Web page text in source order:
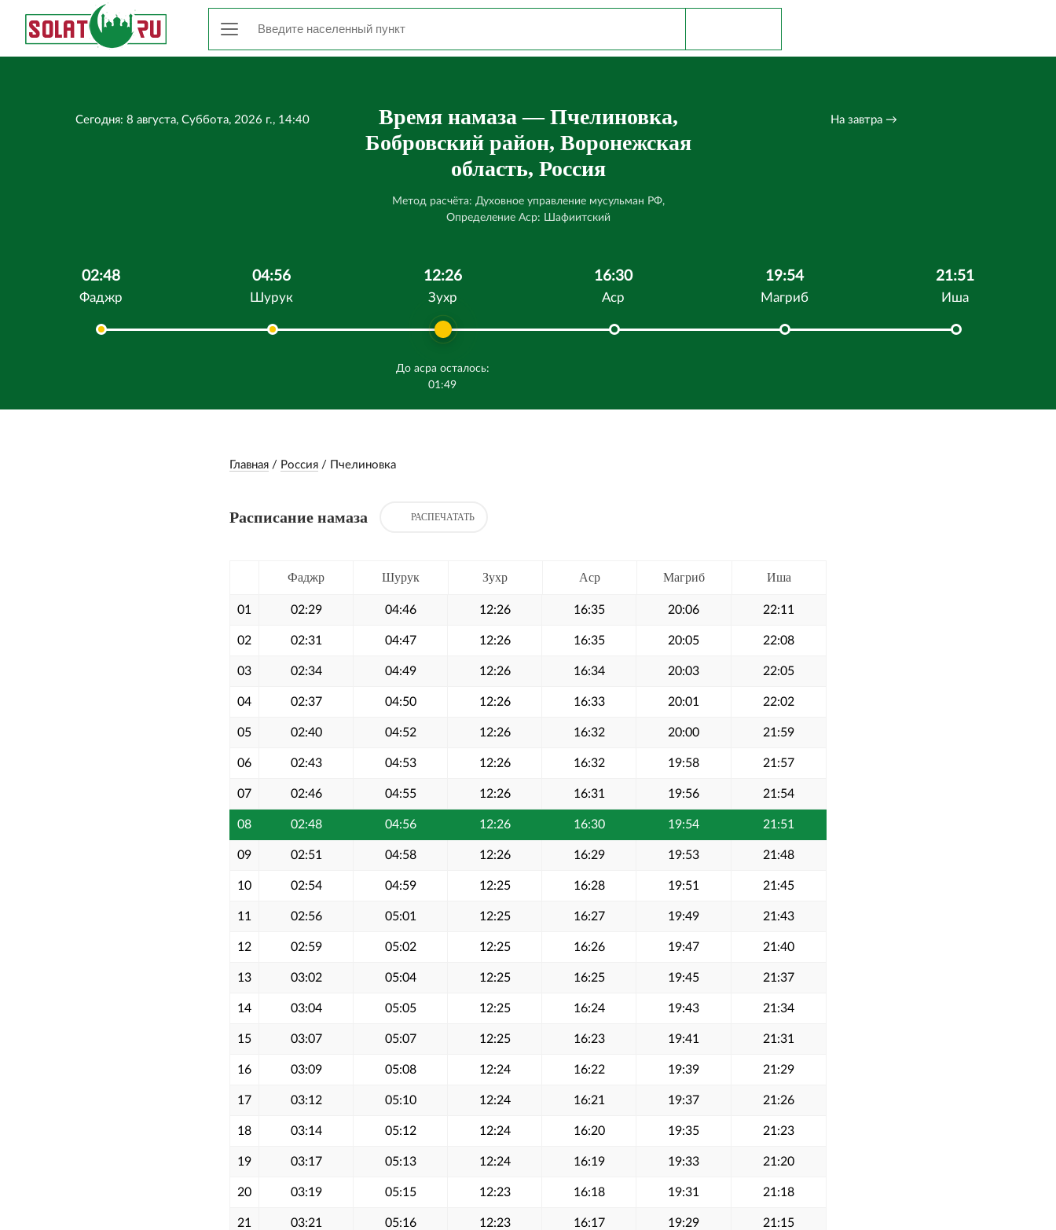
Сегодня: 8 августа, Суббота, 2026 г., 14:40
Время намаза — Пчелиновка,
Бобровский район, Воронежская
область, Россия
Метод расчёта: Духовное управление мусульман РФ,
Определение Аср: Шафиитский
На завтра →
02:48
Фаджр
04:56
Шурук
12:26
Зухр
До асра осталось:
01:49
16:30
Аср
19:54
Магриб
21:51
Иша
Главная / Россия / Пчелиновка
Расписание намаза РАСПЕЧАТАТЬ
Фаджр Шурук Зухр Аср Магриб Иша
01 02:29 04:46 12:26 16:35 20:06 22:11
02 02:31 04:47 12:26 16:35 20:05 22:08
03 02:34 04:49 12:26 16:34 20:03 22:05
04 02:37 04:50 12:26 16:33 20:01 22:02
05 02:40 04:52 12:26 16:32 20:00 21:59
06 02:43 04:53 12:26 16:32 19:58 21:57
07 02:46 04:55 12:26 16:31 19:56 21:54
08 02:48 04:56 12:26 16:30 19:54 21:51
09 02:51 04:58 12:26 16:29 19:53 21:48
10 02:54 04:59 12:25 16:28 19:51 21:45
11 02:56 05:01 12:25 16:27 19:49 21:43
12 02:59 05:02 12:25 16:26 19:47 21:40
13 03:02 05:04 12:25 16:25 19:45 21:37
14 03:04 05:05 12:25 16:24 19:43 21:34
15 03:07 05:07 12:25 16:23 19:41 21:31
16 03:09 05:08 12:24 16:22 19:39 21:29
17 03:12 05:10 12:24 16:21 19:37 21:26
18 03:14 05:12 12:24 16:20 19:35 21:23
19 03:17 05:13 12:24 16:19 19:33 21:20
20 03:19 05:15 12:23 16:18 19:31 21:18
21 03:21 05:16 12:23 16:17 19:29 21:15